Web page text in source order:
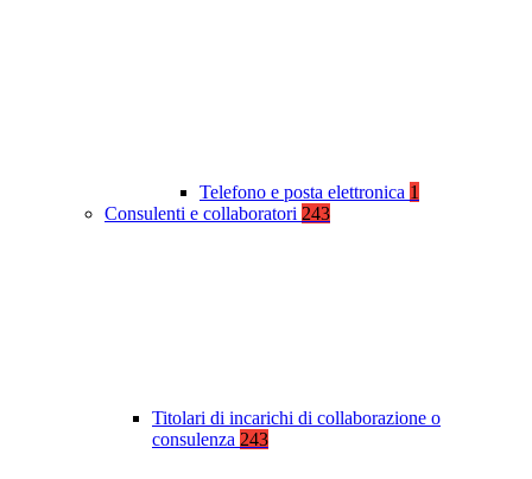
Telefono e posta elettronica 1
Consulenti e collaboratori 243
Titolari di incarichi di collaborazione o
consulenza 243